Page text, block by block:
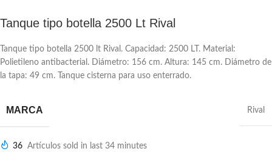
Tanque tipo botella 2500 Lt Rival
Tanque tipo botella 2500 lt Rival. Capacidad: 2500 LT. Material:
Polietileno antibacterial. Diámetro: 156 cm. Altura: 145 cm. Diámetro de
la tapa: 49 cm. Tanque cisterna para uso enterrado.
MARCA Rival
36 Artículos sold in last 34 minutes